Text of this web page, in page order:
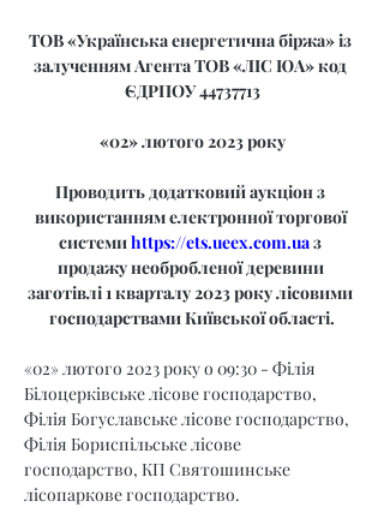
ТОВ «Українська енергетична біржа» із
залученням Агента ТОВ «ЛІС ЮА» код
ЄДРПОУ 44737713
«02» лютого 2023 року
Проводить додатковий аукціон з
використанням електронної торгової
системи https://ets.ueex.com.ua з
продажу необробленої деревини
заготівлі 1 кварталу 2023 року лісовими
господарствами Київської області.
«02» лютого 2023 року о 09:30 - Філія
Білоцерківське лісове господарство,
Філія Богуславське лісове господарство,
Філія Бориспільське лісове
господарство, КП Святошинське
лісопаркове господарство.